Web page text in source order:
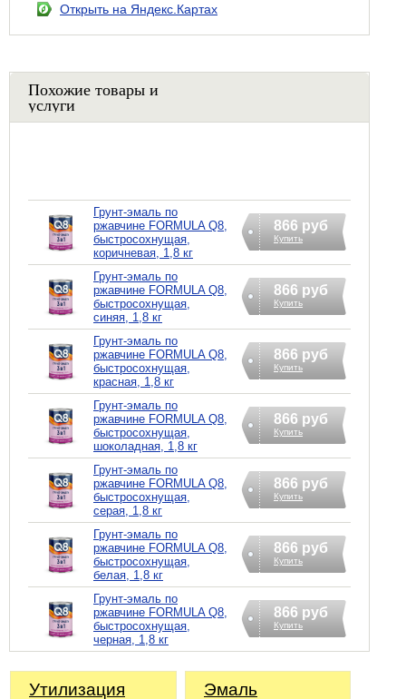
Открыть на Яндекс.Картах
Похожие товары и
услуги
Грунт-эмаль по
ржавчине FORMULA Q8,
быстросохнущая,
коричневая, 1,8 кг
866 руб
Купить
Грунт-эмаль по
ржавчине FORMULA Q8,
быстросохнущая,
синяя, 1,8 кг
866 руб
Купить
Грунт-эмаль по
ржавчине FORMULA Q8,
быстросохнущая,
красная, 1,8 кг
866 руб
Купить
Грунт-эмаль по
ржавчине FORMULA Q8,
быстросохнущая,
шоколадная, 1,8 кг
866 руб
Купить
Грунт-эмаль по
ржавчине FORMULA Q8,
быстросохнущая,
серая, 1,8 кг
866 руб
Купить
Грунт-эмаль по
ржавчине FORMULA Q8,
быстросохнущая,
белая, 1,8 кг
866 руб
Купить
Грунт-эмаль по
ржавчине FORMULA Q8,
быстросохнущая,
черная, 1,8 кг
866 руб
Купить
Утилизация
Эмаль